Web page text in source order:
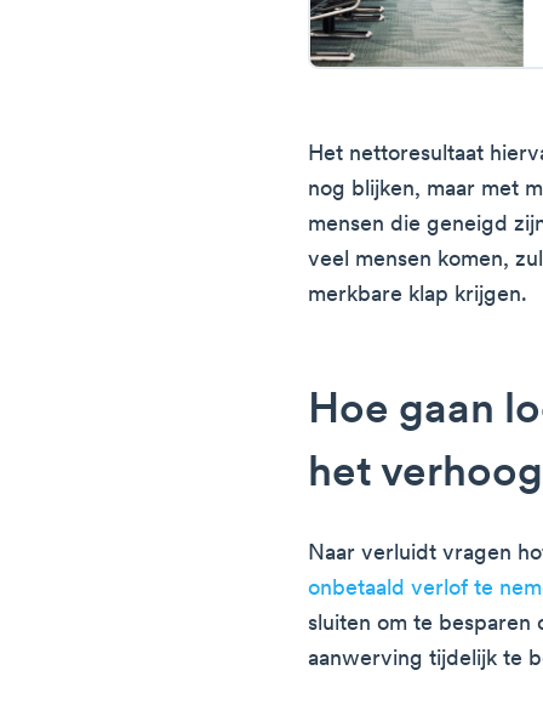
Het nettoresultaat
nog blijken, maar met
mensen die geneigd
veel mensen komen,
merkbare klap krijgen.
Hoe gaan
het
Naar verluidt vragen
onbetaald verlof te
sluiten om te besparen
aanwerving tijdelijk te